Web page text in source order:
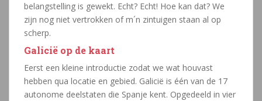
belangstelling is gewekt. Echt? Echt! Hoe kan dat? We
zijn nog niet vertrokken of m´n zintuigen staan al op
scherp.
Galicië op de kaart
Eerst een kleine introductie zodat we wat houvast
hebben qua locatie en gebied. Galicië is één van de 17
autonome deelstaten die Spanje kent. Opgedeeld in vier